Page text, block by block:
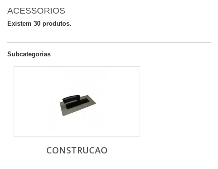
ACESSORIOS
Existem 30 produtos.
Subcategorias
CONSTRUCAO